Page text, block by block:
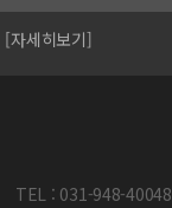
[자세히보기]
TEL : 031-948-40048